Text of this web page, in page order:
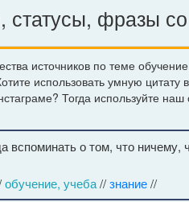
фразы
источников по теме
использовать умную цитату
Тогда используйте наш
о том, что ничему,
обучение, учеба//знание//